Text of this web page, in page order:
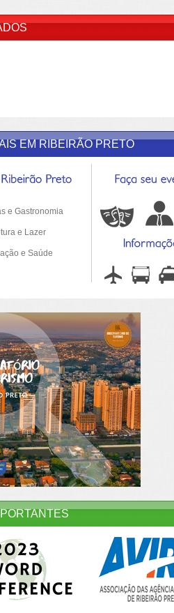
EM RIBEIRÃO PRETO
e Gastronomia
e Lazer
e Saúde